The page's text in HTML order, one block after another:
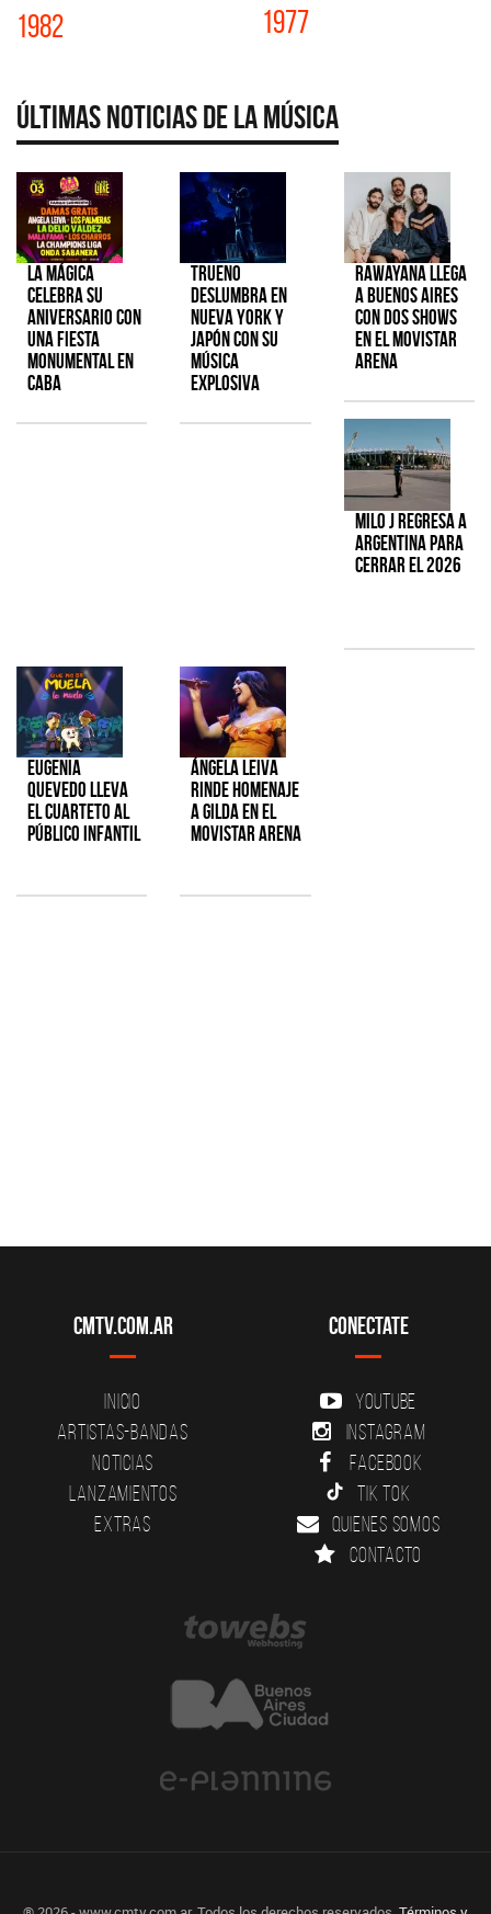
1982 1977
Últimas Noticias de la Música
La Mágica
celebra su
aniversario con
una fiesta
monumental en
CABA
TRUENO
deslumbra en
Nueva York y
Japón con su
música
explosiva
Rawayana llega
a Buenos Aires
con dos shows
en el Movistar
Arena
Milo J regresa a
Argentina para
cerrar el 2026
Eugenia
Quevedo lleva
el cuarteto al
público infantil
Ángela Leiva
rinde homenaje
a Gilda en el
Movistar Arena
CMTV.com.ar
Inicio
Artistas-Bandas
Noticias
Lanzamientos
Extras
Conectate
YouTube
Instagram
Facebook
Tik Tok
Quienes somos
Contacto